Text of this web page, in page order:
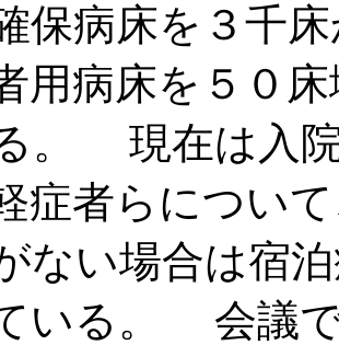
保病床を３千
用病床を５０
。 現在は入
症者らについ
ない場合は宿
いる。 会議で